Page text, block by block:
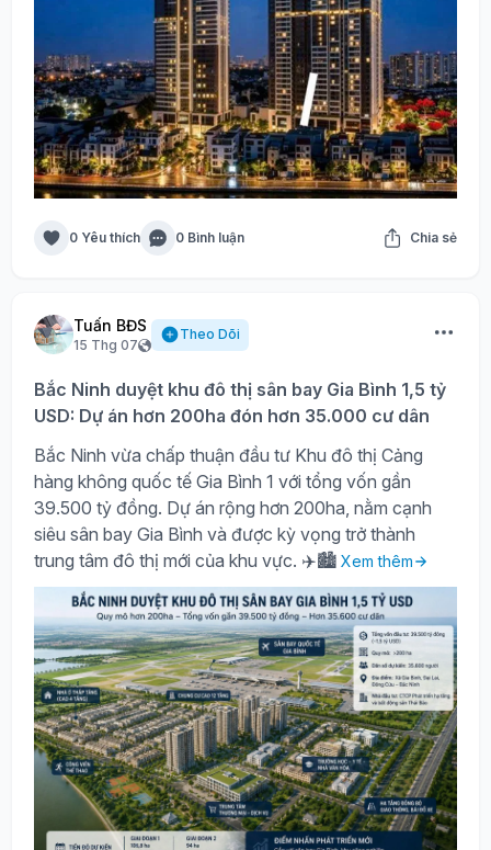
0 Yêu thích 0 Bình luận Chia sẻ
Tuấn BĐS
15 Thg 07
Theo Dõi
Bắc Ninh duyệt khu đô thị sân bay Gia Bình 1,5 tỷ
USD: Dự án hơn 200ha đón hơn 35.000 cư dân
Bắc Ninh vừa chấp thuận đầu tư Khu đô thị Cảng
hàng không quốc tế Gia Bình 1 với tổng vốn gần
39.500 tỷ đồng. Dự án rộng hơn 200ha, nằm cạnh
siêu sân bay Gia Bình và được kỳ vọng trở thành
trung tâm đô thị mới của khu vực. ✈️🏙️ Xem thêm